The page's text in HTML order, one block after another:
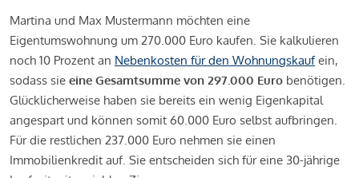
Martina und Max Mustermann möchten eine
Eigentumswohnung um 270.000 Euro kaufen. Sie kalkulieren
noch 10 Prozent an Nebenkosten für den Wohnungskaufein,
sodass sie eine Gesamtsumme von 297.000 Euro benötigen.
Glücklicherweise haben sie bereits ein wenig Eigenkapital
angespart und können somit 60.000 Euro selbst aufbringen.
Für die restlichen 237.000 Euro nehmen sie einen
Immobilienkredit auf. Sie entscheiden sich für eine 30-jährige